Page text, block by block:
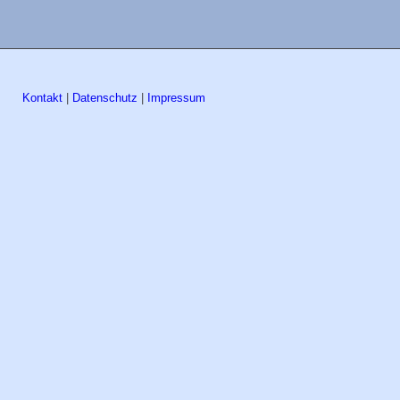
Kontakt Datenschutz Impressum